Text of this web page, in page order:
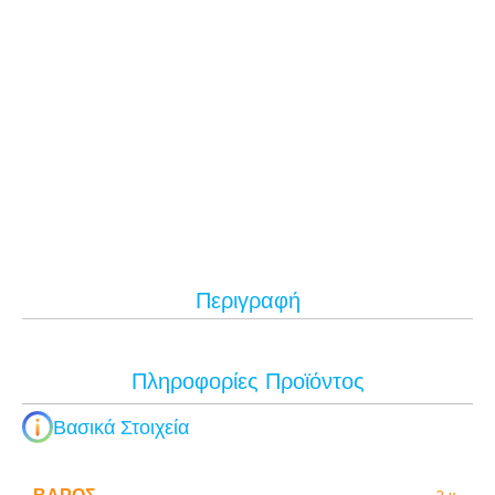
Περιγραφή
Πληροφορίες Προϊόντος
Βασικά Στοιχεία